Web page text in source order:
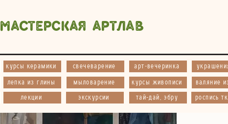
Мастерская АртЛав
курсы керамики свечеварение арт-вечеринка
лепка из глины
лекции
мыловарение
экскурсии
курсы живописи
тай-дай, эбру
валяние
роспись